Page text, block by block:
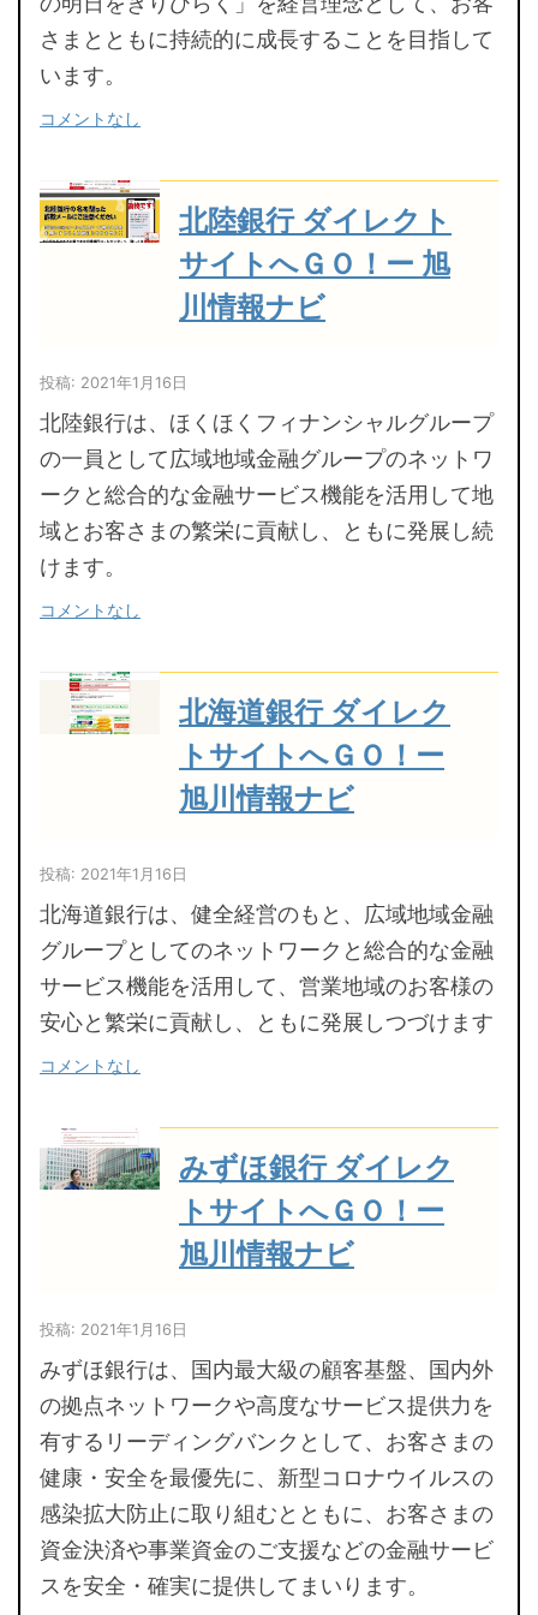
さまとともに持続的に成長することを目指して
います。
コメントなし
北陸銀行 ダイレクト
サイトへＧＯ！ー 旭
川情報ナビ
投稿: 2021年1月16日
北陸銀行は、ほくほくフィナンシャルグループ
の一員として広域地域金融グループのネットワ
ークと総合的な金融サービス機能を活用して地
域とお客さまの繁栄に貢献し、ともに発展し続
けます。
コメントなし
北海道銀行 ダイレク
トサイトへＧＯ！ー
旭川情報ナビ
投稿: 2021年1月16日
北海道銀行は、健全経営のもと、広域地域金融
グループとしてのネットワークと総合的な金融
サービス機能を活用して、営業地域のお客様の
安心と繁栄に貢献し、ともに発展しつづけます
コメントなし
みずほ銀行 ダイレク
トサイトへＧＯ！ー
旭川情報ナビ
投稿: 2021年1月16日
みずほ銀行は、国内最大級の顧客基盤、国内外
の拠点ネットワークや高度なサービス提供力を
有するリーディングバンクとして、お客さまの
健康・安全を最優先に、新型コロナウイルスの
感染拡大防止に取り組むとともに、お客さまの
資金決済や事業資金のご支援などの金融サービ
スを安全・確実に提供してまいります。